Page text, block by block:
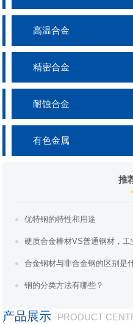
高温合金
精密合金
耐蚀合金
有色金属
推
优特钢的特性和用途
硬质合金棒材VS普通钢材，工业界
合金钢材与非合金钢的区别是
钢的分类方法有哪些？
产品展示 PRODUCT